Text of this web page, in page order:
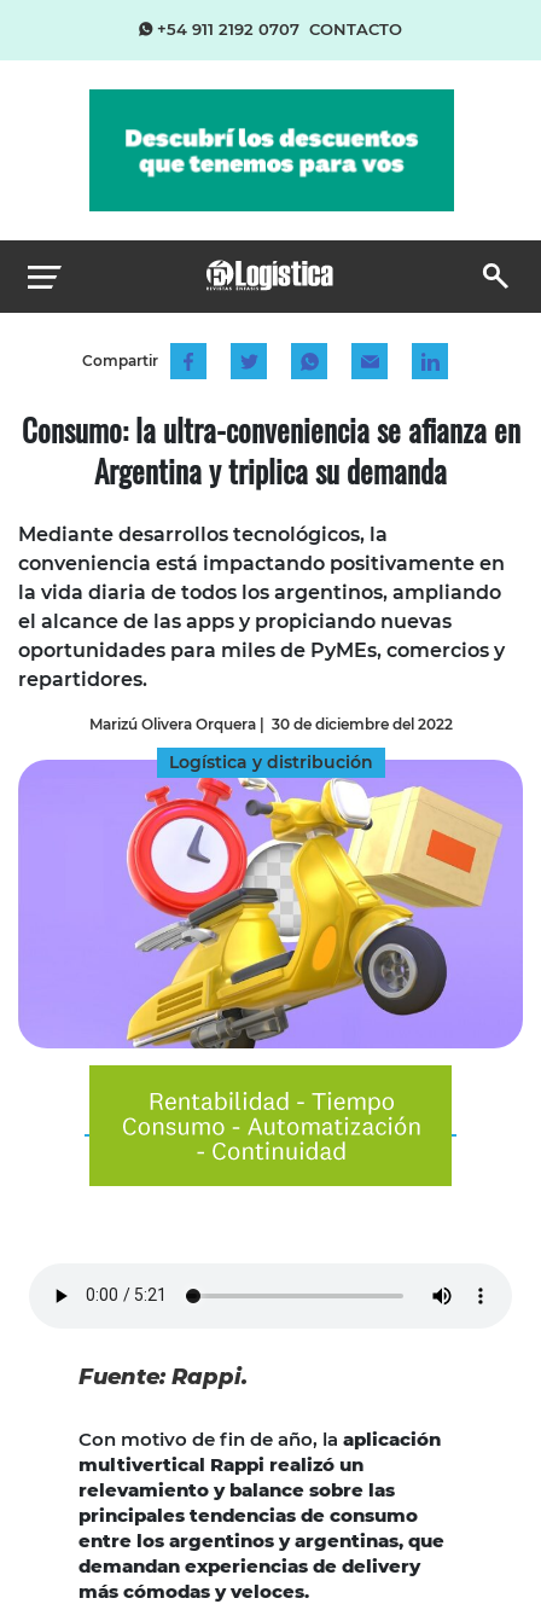
+54 911 2192 0707 CONTACTO
Compartir
Consumo: la ultra-conveniencia se afianza en
Argentina y triplica su demanda
Mediante desarrollos tecnológicos, la
conveniencia está impactando positivamente en
la vida diaria de todos los argentinos, ampliando
el alcance de las apps y propiciando nuevas
oportunidades para miles de PyMEs, comercios y
repartidores.
Marizú Olivera Orquera| 30 de diciembre del 2022
Logística y distribución
Fuente: Rappi.
Con motivo de fin de año, la aplicación
multivertical Rappi realizó un
relevamiento y balance sobre las
principales tendencias de consumo
entre los argentinos y argentinas, que
demandan experiencias de delivery
más cómodas y veloces.